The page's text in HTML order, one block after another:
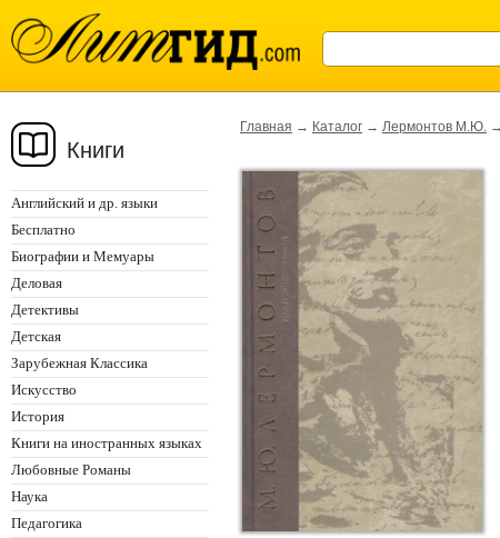
Книги
Английский и др. языки
Бесплатно
Биографии и Мемуары
Деловая
Детективы
Детская
Зарубежная Классика
Искусство
История
Книги на иностранных языках
Любовные Романы
Наука
Педагогика
Главная → Каталог → Лермонтов М.Ю. →